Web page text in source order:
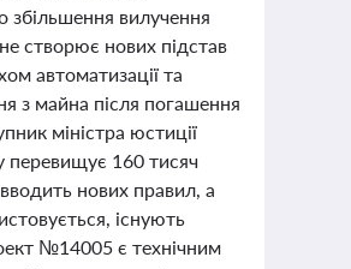
вилучення
створює нових підстав
автоматизації та
з майна після погашення
міністра юстиції
перевищує 160 тисяч
нових правил, а
існують
№14005 є технічним